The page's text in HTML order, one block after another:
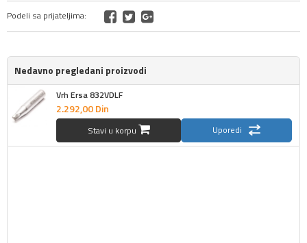
Podeli sa prijateljima:
Nedavno pregledani proizvodi
Vrh Ersa 832VDLF
2.292,00Din
Stavi u korpu Uporedi